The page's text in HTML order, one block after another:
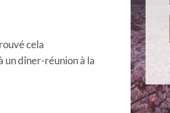
cela
un dîner-réunion à la